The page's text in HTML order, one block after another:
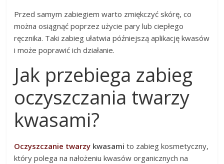
Przed samym zabiegiem warto zmiękczyć skórę, co
można osiągnąć poprzez użycie pary lub ciepłego
ręcznika. Taki zabieg ułatwia późniejszą aplikację kwasów
i może poprawić ich działanie.
Jak przebiega zabieg
oczyszczania twarzy
kwasami?
Oczyszczanie twarzy kwasami to zabieg kosmetyczny,
który polega na nałożeniu kwasów organicznych na